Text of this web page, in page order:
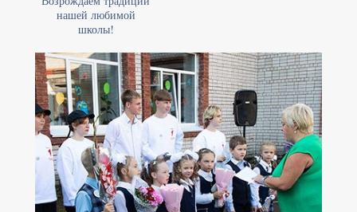
нашей любимой
школы!